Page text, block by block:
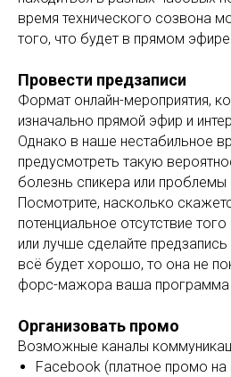
время технического созвона
того, что будет в прямом
Провести предзаписи
Формат онлайн-мероприятия,
изначально прямой эфир и
Однако в наше нестабильное
предусмотреть такую
болезнь спикера или проблемы
Посмотрите, насколько
потенциальное отсутствие
или лучше сделайте
всё будет хорошо, то она не
форс-мажора ваша программа
Организовать промо
Возможные каналы
Facebook (платное промо